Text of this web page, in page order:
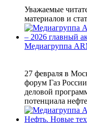
Уважаемые
материалов и
Медиагруппа
27 февраля в
форум Газ
деловой
потенциала